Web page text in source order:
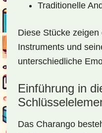
Traditionelle
Diese Stücke
Instruments und
unterschiedliche
Einführung in
Das Charango